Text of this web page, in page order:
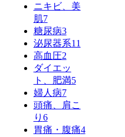
ニキビ、美
肌7
糖尿病3
泌尿器系11
高血圧2
ダイエッ
ト、肥満5
婦人病7
頭痛、肩こ
り 6
胃痛・腹痛4